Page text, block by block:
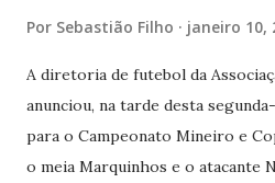
Por Sebastião Filho janeiro 10,
A diretoria de futebol da
anunciou, na tarde desta
para o Campeonato Mineiro e
o meia Marquinhos e o atacante